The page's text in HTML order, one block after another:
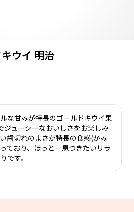
ウイ 明治
な甘みが特長のゴールドキウイ果
ューシーなおいしさをお楽しみ
歯切れのよさが特長の食感(かみ
ており、ほっと一息つきたいリラ
です。